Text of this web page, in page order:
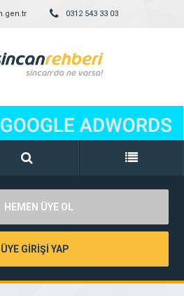
0312 543 33 03
HEMEN ÜYE OL
ÜYE GİRİŞİ YAP